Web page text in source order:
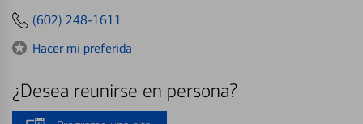
(602) 248-1611
Hacer mi preferida
¿Desea reunirse en persona?